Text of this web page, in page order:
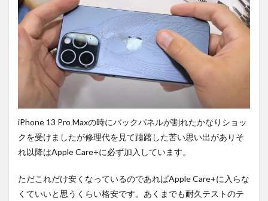
iPhone 13 Pro Maxの時にバックパネルが割れたかなりショッ
クを受けましたが修理代を見て躊躇した苦い思い出がありそ
れ以降はApple Care+に必ず加入しています。
ただこれだけ安くなっているのであればApple Care+に入らな
くていいと思うくらい格安です。あくまでも耐久テストのテ